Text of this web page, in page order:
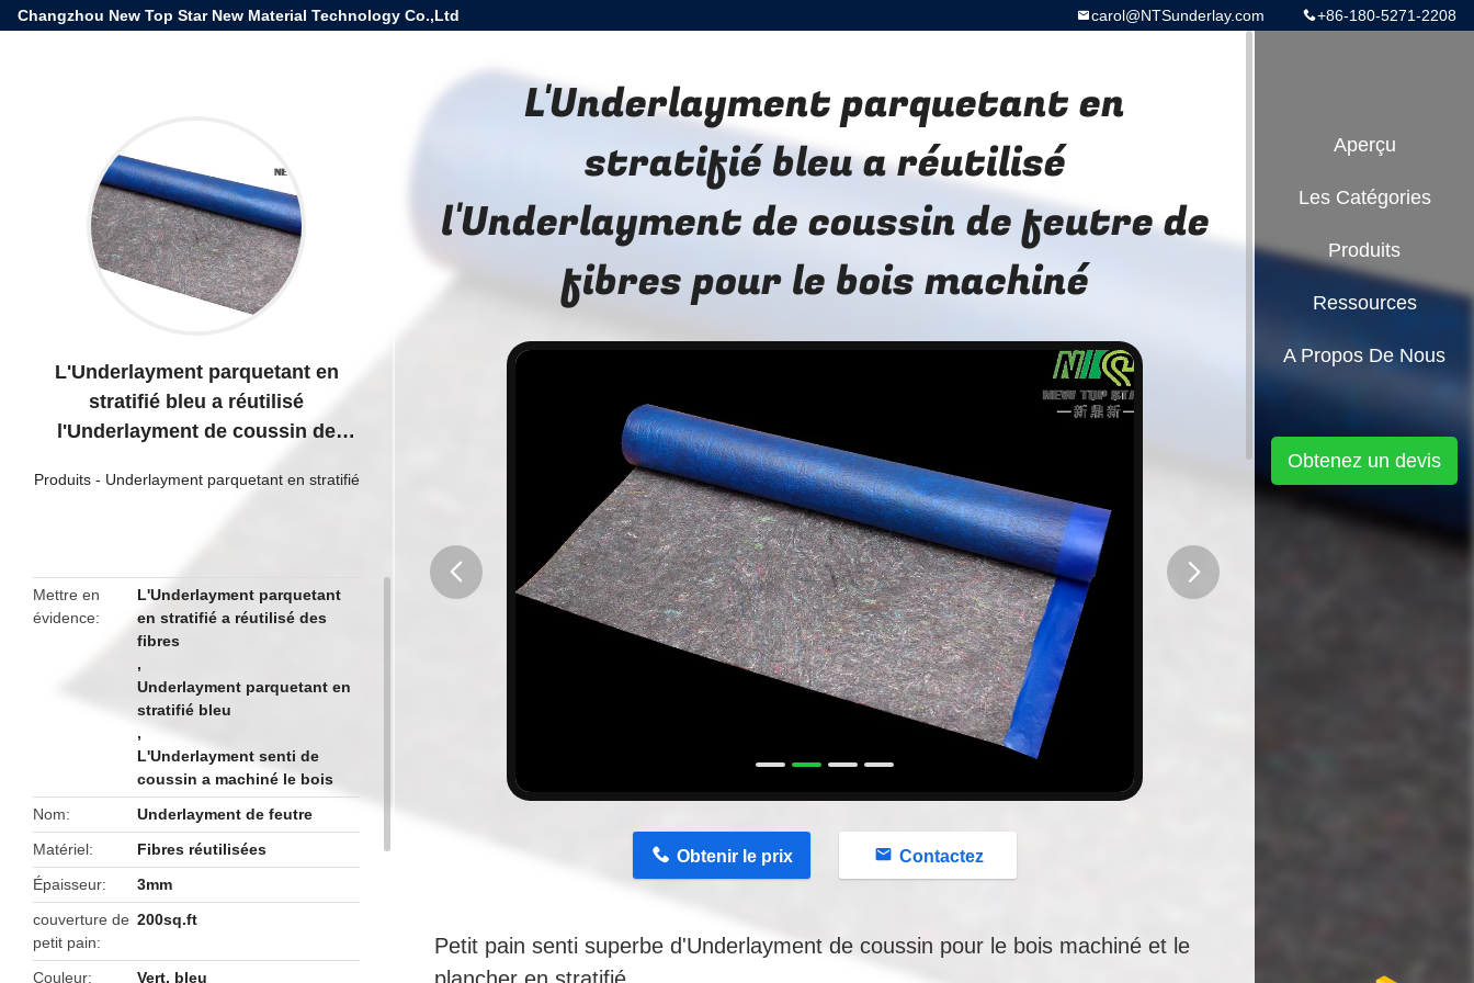
Changzhou New Top Star New Material Technology Co.,Ltd +86-180-5271-2208
carol@NTSunderlay.com
L'Underlayment parquetant en
stratifié bleu a réutilisé
l'Underlayment de coussin de
machiné
Produits- Underlayment parquetant en stratifié
Mettre en
évidence
L'Underlayment parquetant
en stratifié a réutilisé des
fibres
,
Underlayment parquetant en
stratifié bleu
,
L'Underlayment senti de
coussin a machiné le bois
Nom
Underlayment de feutre
Matériel
Fibres réutilisées
Épaisseur
3mm
couverture de
petit pain
200sq.ft
Couleur Vert, bleu
L'Underlayment parquetant en
stratifié bleu a réutilisé
l'Underlayment de coussin de feutre de
fibres pour le bois machiné
Obtenir le prix Contactez
Petit pain senti superbe d'Underlayment de coussin pour le bois machiné et le
Aperçu
Les Catégories
Produits
Ressources
A Propos De Nous
Obtenez un devis